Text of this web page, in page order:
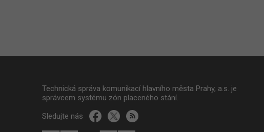
Technická správa komunikací hlavního města Prahy, a.s. je
správcem systému zón placeného stání.
Sledujte nás